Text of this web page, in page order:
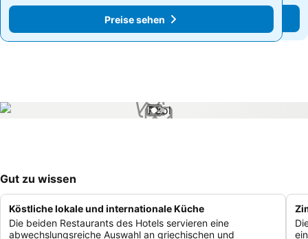
Preise sehen
Preise sehen
1 / 2
Gut zu wissen
Köstliche lokale und internationale Küche
Die beiden Restaurants des Hotels servieren eine
abwechslungsreiche Auswahl an griechischen und